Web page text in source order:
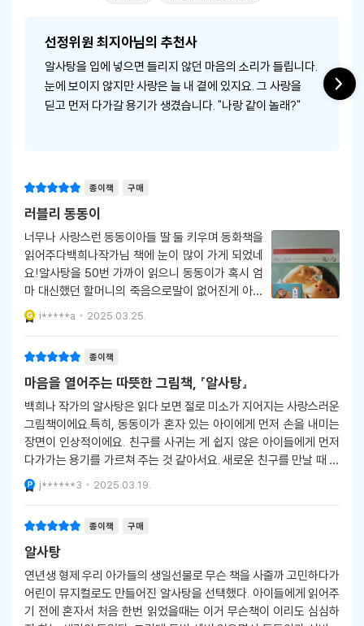
선정위원 최지아님의 추천사
알사탕을 입에 넣으면 들리지 않던 마음의 소리가 들립니다.
눈에 보이지 않지만 사랑은 늘 내 곁에 있지요. 그 사랑을
딛고 먼저 다가갈 용기가 생겼습니다. "나랑 같이 놀래?"
종이책 구매
러블리 동동이
너무나 사랑스런 동동이아들 딸 둘 키우며 동화책을
읽어주다백희나작가님 책에 눈이 많이 가게 되었네
요!알사탕을 50번 가까이 읽으니 동동이가 혹시 엄
마 대신했던 할머니의 죽음으로말이 없어진게 아닐
까 엄마의 부재가 그리 만들었을까 .이랬을까 저랬을
까 싶어 울먹이며 아이들한테 알사탕 읽어주고 있네
스한 아빠가 있어 안심
i*****a 2025.03.25.
종이책
마음을 열어주는 따뜻한 그림책, 『알사탕』
백희나 작가의 알사탕은 읽다 보면 절로 미소가 지어지는 사랑스러운
그림책이에요.특히, 동동이가 혼자 있는 아이에게 먼저 손을 내미는
장면이 인상적이에요. 친구를 사귀는 게 쉽지 않은 아이들에게 먼저
다가가는 용기를 가르쳐 주는 것 같아서요. 새로운 친구를 만날 때 느
끼는 설렘과 반가움이 책 속에 가득 담겨 있어서, 읽고 나면 마음이 몽
글몽글해진답니다.가족에 대한 사
j******3 2025.03.19.
종이책 구매
알사탕
연년생 형제 우리 아가들의 생일선물로 무슨 책을 사줄까 고민하다가
어린이 뮤지컬로도 만들어진 알사탕을 선택했다. 아이들에게 읽어주
기 전에 혼자서 처음 한번 읽었을때는 이거 무슨책이 이리도 심심하